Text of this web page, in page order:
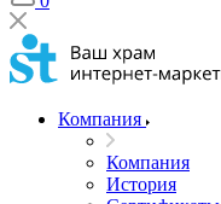
Компания
Компания
История